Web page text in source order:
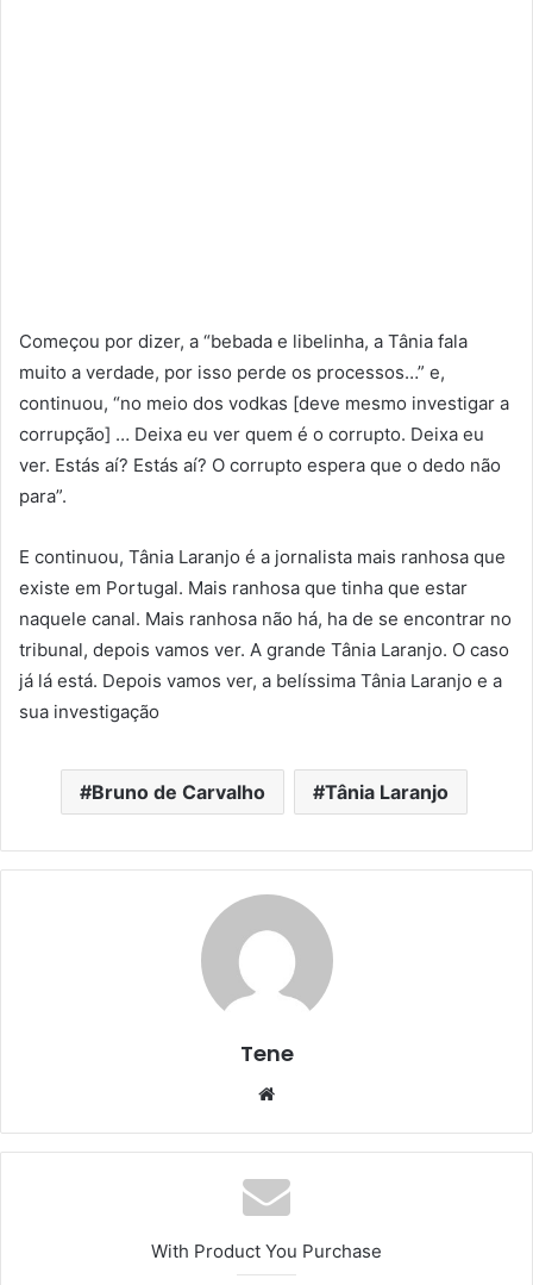
Começou por dizer, a “bebada e libelinha, a Tânia fala
muito a verdade, por isso perde os processos…” e,
continuou, “no meio dos vodkas [deve mesmo investigar a
corrupção] … Deixa eu ver quem é o corrupto. Deixa eu
ver. Estás aí? Estás aí? O corrupto espera que o dedo não
para”.
E continuou, Tânia Laranjo é a jornalista mais ranhosa que
existe em Portugal. Mais ranhosa que tinha que estar
naquele canal. Mais ranhosa não há, ha de se encontrar no
tribunal, depois vamos ver. A grande Tânia Laranjo. O caso
já lá está. Depois vamos ver, a belíssima Tânia Laranjo e a
sua investigação
Bruno de Carvalho Tânia Laranjo
Tene
Website
With Product You Purchase